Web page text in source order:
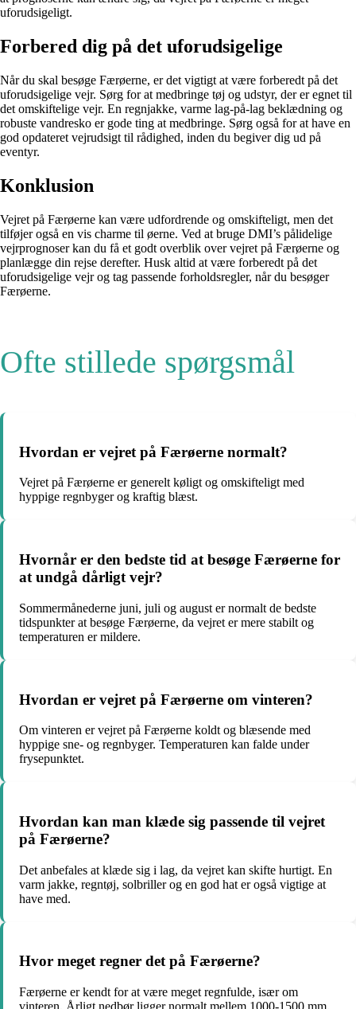
uforudsigeligt.
Forbered dig på det uforudsigelige
Når du skal besøge Færøerne, er det vigtigt at være forberedt på det
uforudsigelige vejr. Sørg for at medbringe tøj og udstyr, der er egnet til
det omskiftelige vejr. En regnjakke, varme lag-på-lag beklædning og
robuste vandresko er gode ting at medbringe. Sørg også for at have en
god opdateret vejrudsigt til rådighed, inden du begiver dig ud på
eventyr.
Konklusion
Vejret på Færøerne kan være udfordrende og omskifteligt, men det
tilføjer også en vis charme til øerne. Ved at bruge DMI’s pålidelige
vejrprognoser kan du få et godt overblik over vejret på Færøerne og
planlægge din rejse derefter. Husk altid at være forberedt på det
uforudsigelige vejr og tag passende forholdsregler, når du besøger
Færøerne.
Ofte stillede spørgsmål
Hvordan er vejret på Færøerne normalt?
Vejret på Færøerne er generelt køligt og omskifteligt med
hyppige regnbyger og kraftig blæst.
Hvornår er den bedste tid at besøge Færøerne for
at undgå dårligt vejr?
Sommermånederne juni, juli og august er normalt de bedste
tidspunkter at besøge Færøerne, da vejret er mere stabilt og
temperaturen er mildere.
Hvordan er vejret på Færøerne om vinteren?
Om vinteren er vejret på Færøerne koldt og blæsende med
hyppige sne- og regnbyger. Temperaturen kan falde under
frysepunktet.
Hvordan kan man klæde sig passende til vejret
på Færøerne?
Det anbefales at klæde sig i lag, da vejret kan skifte hurtigt. En
varm jakke, regntøj, solbriller og en god hat er også vigtige at
have med.
Hvor meget regner det på Færøerne?
Færøerne er kendt for at være meget regnfulde, især om